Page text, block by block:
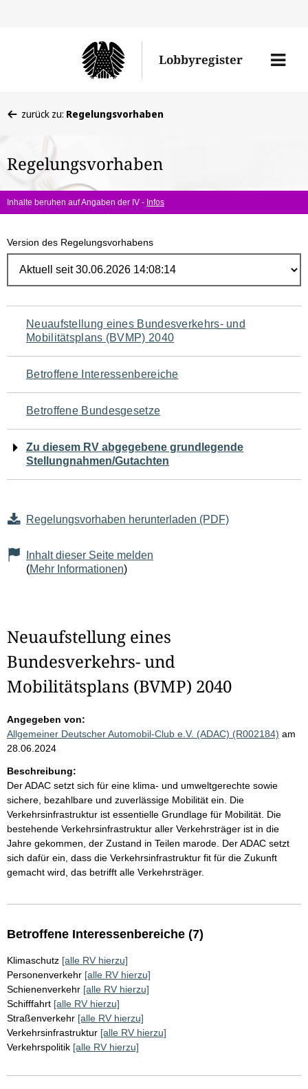
Lobbyregister
Menü
befinden
hier:
zurück zu: Regelungsvorhaben
Regelungsvorhaben
Inhalte beruhen auf Angaben der IV - Infos
Version des Regelungsvorhabens
Navigation
für
den
Seiteninhalt
Neuaufstellung eines Bundesverkehrs- und
Mobilitätsplans (BVMP) 2040
Betroffene Interessenbereiche
Betroffene Bundesgesetze
Zu diesem RV abgegebene grundlegende
Stellungnahmen/Gutachten
Regelungsvorhaben herunterladen (PDF)
Inhalt dieser Seite melden
(Mehr Informationen)
Neuaufstellung eines
Bundesverkehrs- und
Mobilitätsplans (BVMP) 2040
Angegeben von:
Allgemeiner Deutscher Automobil-Club e.V. (ADAC) (R002184) am
28.06.2024
Beschreibung:
Der ADAC setzt sich für eine klima- und umweltgerechte sowie
sichere, bezahlbare und zuverlässige Mobilität ein. Die
Verkehrsinfrastruktur ist essentielle Grundlage für Mobilität. Die
bestehende Verkehrsinfrastruktur aller Verkehrsträger ist in die
Jahre gekommen, der Zustand in Teilen marode. Der ADAC setzt
sich dafür ein, dass die Verkehrsinfrastruktur fit für die Zukunft
gemacht wird, das betrifft alle Verkehrsträger.
Betroffene Interessenbereiche (7)
Klimaschutz [alle RV hierzu]
Personenverkehr [alle RV hierzu]
Schienenverkehr [alle RV hierzu]
Schifffahrt [alle RV hierzu]
Straßenverkehr [alle RV hierzu]
Verkehrsinfrastruktur [alle RV hierzu]
Verkehrspolitik [alle RV hierzu]